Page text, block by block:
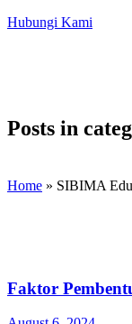
Hubungi Kami
Home » SIBIMA Edu
Posts in
Faktor